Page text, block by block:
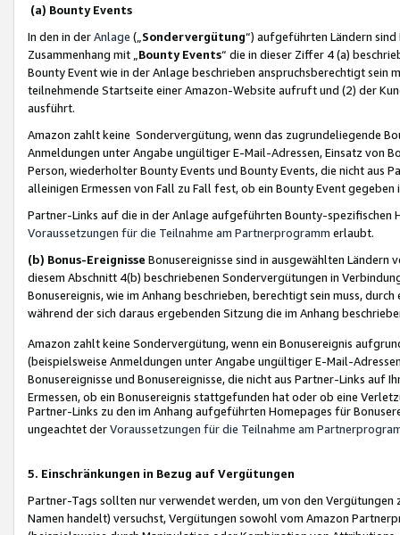
(a) Bounty Events
In den in derAnlage („ Sondervergütung“) aufgeführten Ländern
Zusammenhang mit „ Bounty Events“ die in dieser Ziffer 4 (a)
Bounty Event wie in der Anlage beschrieben anspruchsberechtigt sein
teilnehmende Startseite einer Amazon-Website aufruft und (2) der
ausführt.
Amazon zahlt keine Sondervergütung, wenn das zugrundeliegende
Anmeldungen unter Angabe ungültiger E-Mail-Adressen, Einsatz von
Person, wiederholter Bounty Events und Bounty Events, die nicht
alleinigen Ermessen von Fall zu Fall fest, ob ein Bounty Event
Partner-Links auf die in der Anlage aufgeführten Bounty-spezifischen
Voraussetzungen für die Teilnahme am Partnerprogramm erlaubt.
(b) Bonus-Ereignisse Bonusereignisse sind in ausgewählten Ländern
diesem Abschnitt 4(b) beschriebenen Sondervergütungen in
Bonusereignis, wie im Anhang beschrieben, berechtigt sein muss,
während der sich daraus ergebenden Sitzung die im Anhang
Amazon zahlt keine Sondervergütung, wenn ein Bonusereignis
(beispielsweise Anmeldungen unter Angabe ungültiger E-Mail-
Bonusereignisse und Bonusereignisse, die nicht aus Partner-Links auf
Ermessen, ob ein Bonusereignis stattgefunden hat oder ob eine
Partner-Links zu den im Anhang aufgeführten Homepages für
ungeachtet derVoraussetzungen für die Teilnahme am
5. Einschränkungen in Bezug auf Vergütungen
Partner-Tags sollten nur verwendet werden, um von den
Namen handelt) versuchst, Vergütungen sowohl vom Amazon